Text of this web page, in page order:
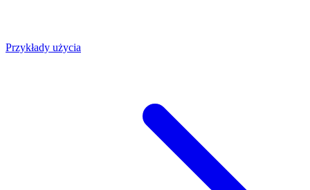
Przykłady użycia